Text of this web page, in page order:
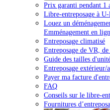
Prix garanti pendant 1
Libre-entreposage à U-
Louez un
Emménagement en
Entreposage climatisé
Entreposage de VR,
Guide des tailles
Entreposage extérieur/
Payer ma facture
FAQ
Conseils sur le libre-
Fournitures